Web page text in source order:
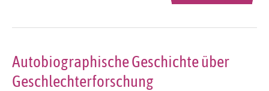
Autobiographische Geschichte über
Geschlechterforschung